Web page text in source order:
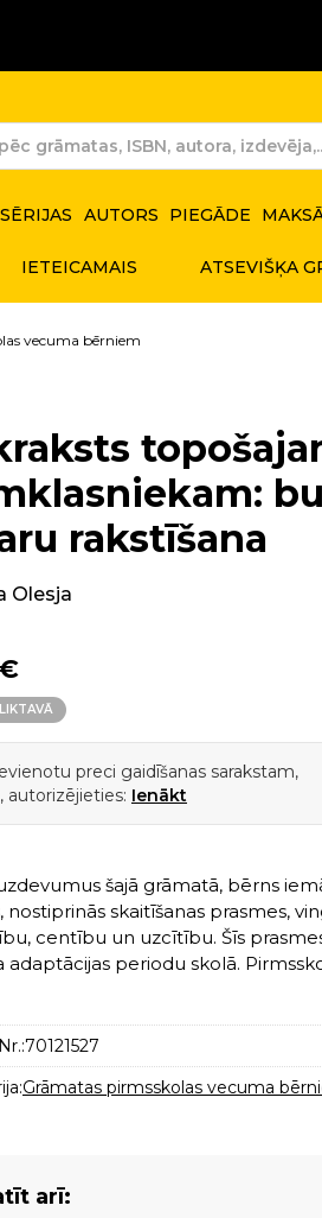
SĒRIJAS AUTORS PIEGĀDE
IETEICAMAIS ATSEVIŠĶA
vecuma bērniem
rakstīšana
Olesja
preci gaidīšanas sarakstam,
autorizējieties: Ienākt
šajā grāmatā, bērns
nostiprinās skaitīšanas prasmes,
centību un uzcītību. Šīs
adaptācijas periodu skolā.
70121527
Grāmatas pirmsskolas vecuma
arī: